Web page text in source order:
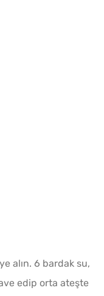
alın. 6 bardak su,
edip orta ateşte